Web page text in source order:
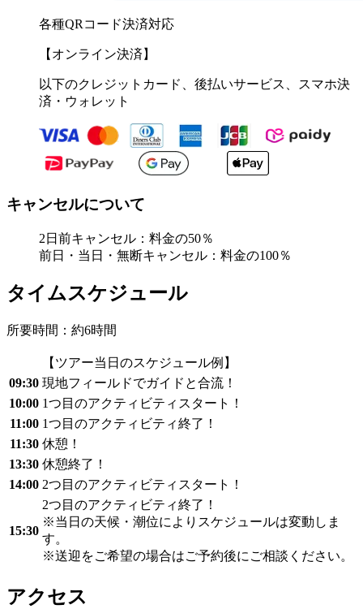
各種QRコード決済対応
【オンライン決済】
以下のクレジットカード、後払いサービス、スマホ決
済・ウォレット
キャンセルについて
2日前キャンセル：料金の50％
前日・当日・無断キャンセル：料金の100％
タイムスケジュール
所要時間：約6時間
【ツアー当日のスケジュール例】
09:30 現地フィールドでガイドと合流！
10:00 1つ目のアクティビティスタート！
11:00 1つ目のアクティビティ終了！
11:30 休憩！
13:30 休憩終了！
14:00 2つ目のアクティビティスタート！
15:30
2つ目のアクティビティ終了！
※当日の天候・潮位によりスケジュールは変動しま
す。
※送迎をご希望の場合はご予約後にご相談ください。
アクセス